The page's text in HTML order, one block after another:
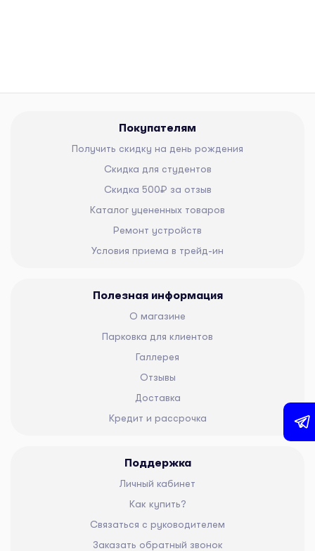
Покупателям
Получить скидку на день рождения
Скидка для студентов
Скидка 500₽ за отзыв
Каталог уцененных товаров
Ремонт устройств
Условия приема в трейд-ин
Полезная информация
О магазине
Парковка для клиентов
Галлерея
Отзывы
Доставка
Кредит и рассрочка
Поддержка
Личный кабинет
Как купить?
Связаться с руководителем
Заказать обратный звонок